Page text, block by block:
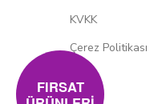
KVKK
Çerez Politikası
FIRSAT